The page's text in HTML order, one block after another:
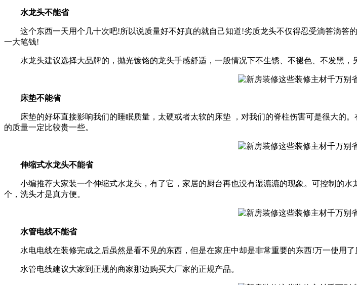
水龙头不能省
这个东西一天用个几十次吧!所以说质量好不好真的就自己知道!劣质龙头不仅得忍受滴答滴
一大笔钱!
水龙头建议选择大品牌的，抛光镀铬的龙头手感舒适，一般情况下不生锈、不褪色、不发黑，
床垫不能省
床垫的好坏直接影响我们的睡眠质量，太硬或者太软的床垫 ，对我们的脊柱伤害可是很大的
的质量一定比较贵一些。
伸缩式水龙头不能省
小编推荐大家装一个伸缩式水龙头，有了它，家居的厨台再也没有湿漉漉的现象。可控制的
个，洗头才是真方便。
水管电线不能省
水电电线在装修完成之后虽然是看不见的东西，但是在家庄中却是非常重要的东西!万一使用
水管电线建议大家到正规的商家那边购买大厂家的正规产品。